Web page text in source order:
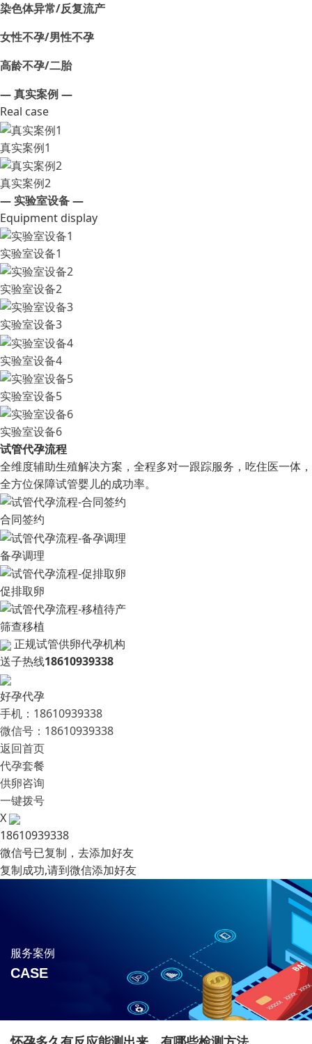
染色体异常/反复流产
女性不孕/男性不孕
高龄不孕/二胎
— 真实案例 —
Real case
真实案例1
真实案例2
— 实验室设备 —
Equipment display
实验室设备1
实验室设备2
实验室设备3
实验室设备4
实验室设备5
实验室设备6
试管代孕流程
全维度辅助生殖解决方案，全程多对一跟踪服务，吃住医一体，
全方位保障试管婴儿的成功率。
合同签约
备孕调理
促排取卵
筛查移植
正规试管供卵代孕机构
送子热线18610939338
好孕代孕
手机：18610939338
微信号：18610939338
返回首页
代孕套餐
供卵咨询
一键拨号
X
18610939338
微信号已复制，去添加好友
复制成功,请到微信添加好友
服务案例
CASE